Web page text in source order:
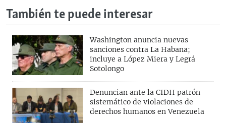
También te puede interesar
Washington anuncia nuevas
sanciones contra La Habana;
incluye a López Miera y Legrá
Sotolongo
Denuncian ante la CIDH patrón
sistemático de violaciones de
derechos humanos en Venezuela